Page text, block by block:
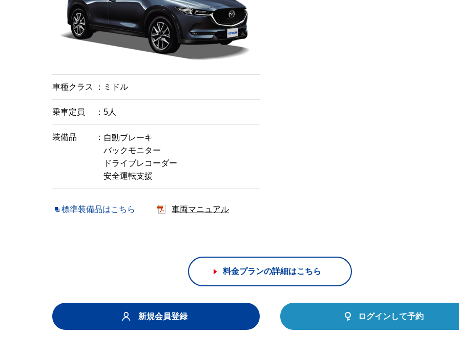
車種クラス ミドル
乗車定員 5人
装備品
自動ブレーキ
バックモニター
ドライブレコーダー
安全運転支援
標準装備品はこちら 車両マニュアル
料金プランの詳細はこちら
新規会員登録 ログインして予約